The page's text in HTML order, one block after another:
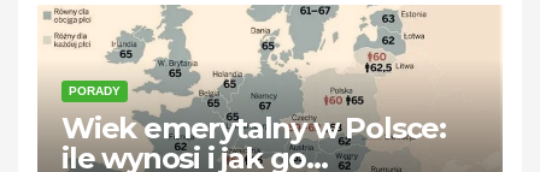
PORADY
Wiek emerytalny w Polsce:
ile wynosi i jak go